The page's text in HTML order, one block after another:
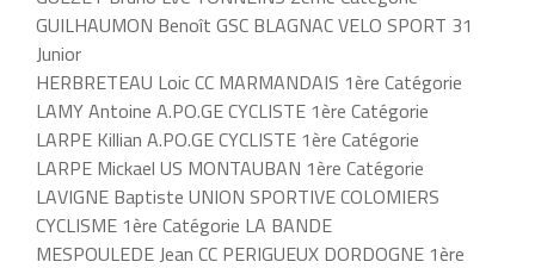
GUILHAUMON Benoît GSC BLAGNAC VELO SPORT 31
Junior
HERBRETEAU Loic CC MARMANDAIS 1ère Catégorie
LAMY Antoine A.PO.GE CYCLISTE 1ère Catégorie
LARPE Killian A.PO.GE CYCLISTE 1ère Catégorie
LARPE Mickael US MONTAUBAN 1ère Catégorie
LAVIGNE Baptiste UNION SPORTIVE COLOMIERS
CYCLISME 1ère Catégorie LA BANDE
MESPOULEDE Jean CC PERIGUEUX DORDOGNE 1ère